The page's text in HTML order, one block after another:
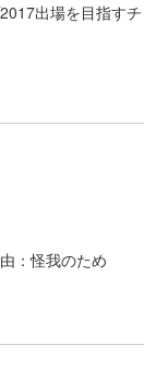
出場を目指すチ
：怪我のため